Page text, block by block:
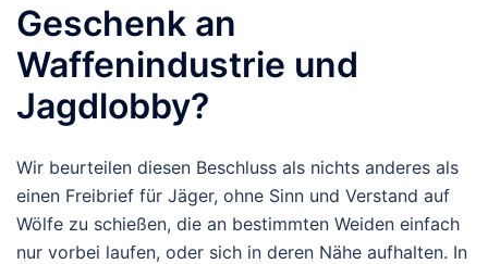
Geschenk an
Waffenindustrie und
Jagdlobby?
Wir beurteilen diesen Beschluss als nichts anderes als
einen Freibrief für Jäger, ohne Sinn und Verstand auf
Wölfe zu schießen, die an bestimmten Weiden einfach
nur vorbei laufen, oder sich in deren Nähe aufhalten. In